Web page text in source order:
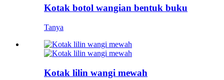
Kotak botol wangian bentuk buku
Tanya
Kotak lilin wangi mewah